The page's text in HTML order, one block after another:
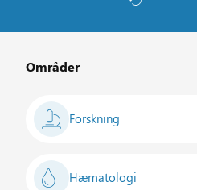
Områder
Forskning
Hæmatologi